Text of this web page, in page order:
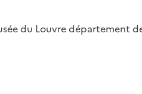
du Louvre département